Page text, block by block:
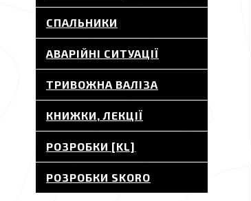
СПАЛЬНИКИ
АВАРІЙНІ СИТУАЦІЇ
ТРИВОЖНА ВАЛІЗА
КНИЖКИ, ЛЕКЦІЇ
РОЗРОБКИ [KL]
РОЗРОБКИ SKORO